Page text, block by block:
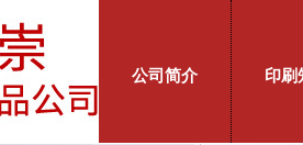
公司简介 印刷